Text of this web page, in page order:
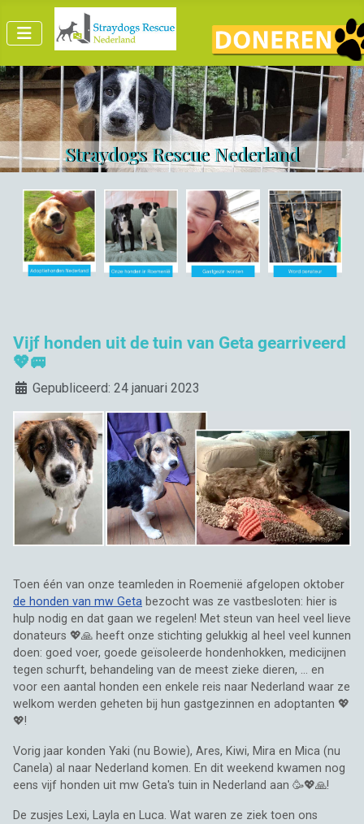
Straydogs Rescue Nederland
Vijf honden uit de tuin van Geta gearriveerd
💖🚐
DetailsGepubliceerd: 24 januari 2023
Toen één van onze teamleden in Roemenië afgelopen oktober
de honden van mw Geta bezocht was ze vastbesloten: hier is
hulp nodig en dat gaan we regelen! Met steun van heel veel lieve
donateurs 💖🙏 heeft onze stichting gelukkig al heel veel kunnen
doen: goed voer, goede geïsoleerde hondenhokken, medicijnen
tegen schurft, behandeling van de meest zieke dieren, ... en
voor een aantal honden een enkele reis naar Nederland waar ze
welkom werden geheten bij hun gastgezinnen en adoptanten 💖
💖!
Vorig jaar konden Yaki (nu Bowie), Ares, Kiwi, Mira en Mica (nu
Canela) al naar Nederland komen. En dit weekend kwamen nog
eens vijf honden uit mw Geta's tuin in Nederland aan 🥳💖🙏!
De zusjes Lexi, Layla en Luca. Wat waren ze ziek toen ons